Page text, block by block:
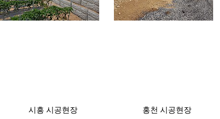
시흥 시공현장 홍천 시공현장